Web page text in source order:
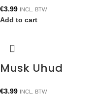
€3.99 INCL. BTW
Add to cart
Musk Uhud
€3.99 INCL. BTW